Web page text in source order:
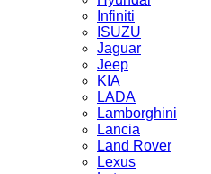
Infiniti
ISUZU
Jaguar
Jeep
KIA
LADA
Lamborghini
Lancia
Land Rover
Lexus